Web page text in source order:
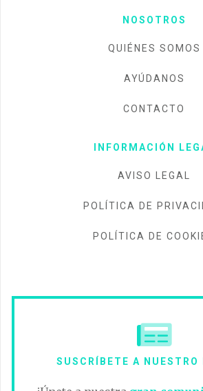
NOSOTROS
QUIÉNES SOMOS
AYÚDANOS
CONTACTO
INFORMACIÓN
AVISO LEGAL
POLÍTICA DE
POLÍTICA DE
SUSCRÍBETE A NUESTRO